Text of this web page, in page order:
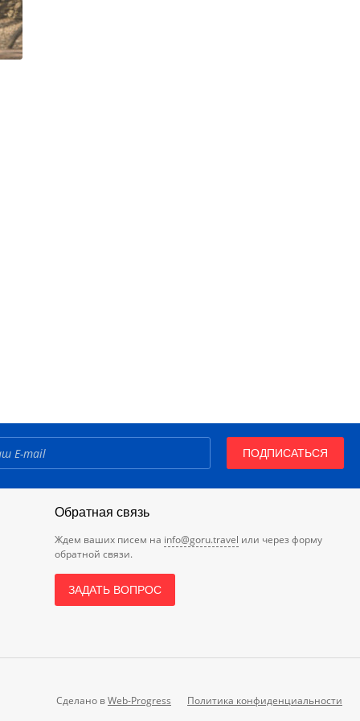
ПОДПИСАТЬСЯ
Обратная связь
Ждем ваших писем на info@goru.travel или через форму
обратной связи.
ЗАДАТЬ ВОПРОС
Сделано вWeb-Progress Политика конфиденциальности